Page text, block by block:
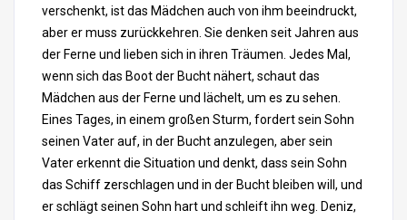
verschenkt, ist das Mädchen auch von ihm beeindruckt,
aber er muss zurückkehren. Sie denken seit Jahren aus
der Ferne und lieben sich in ihren Träumen. Jedes Mal,
wenn sich das Boot der Bucht nähert, schaut das
Mädchen aus der Ferne und lächelt, um es zu sehen.
Eines Tages, in einem großen Sturm, fordert sein Sohn
seinen Vater auf, in der Bucht anzulegen, aber sein
Vater erkennt die Situation und denkt, dass sein Sohn
das Schiff zerschlagen und in der Bucht bleiben will, und
er schlägt seinen Sohn hart und schleift ihn weg. Deniz,